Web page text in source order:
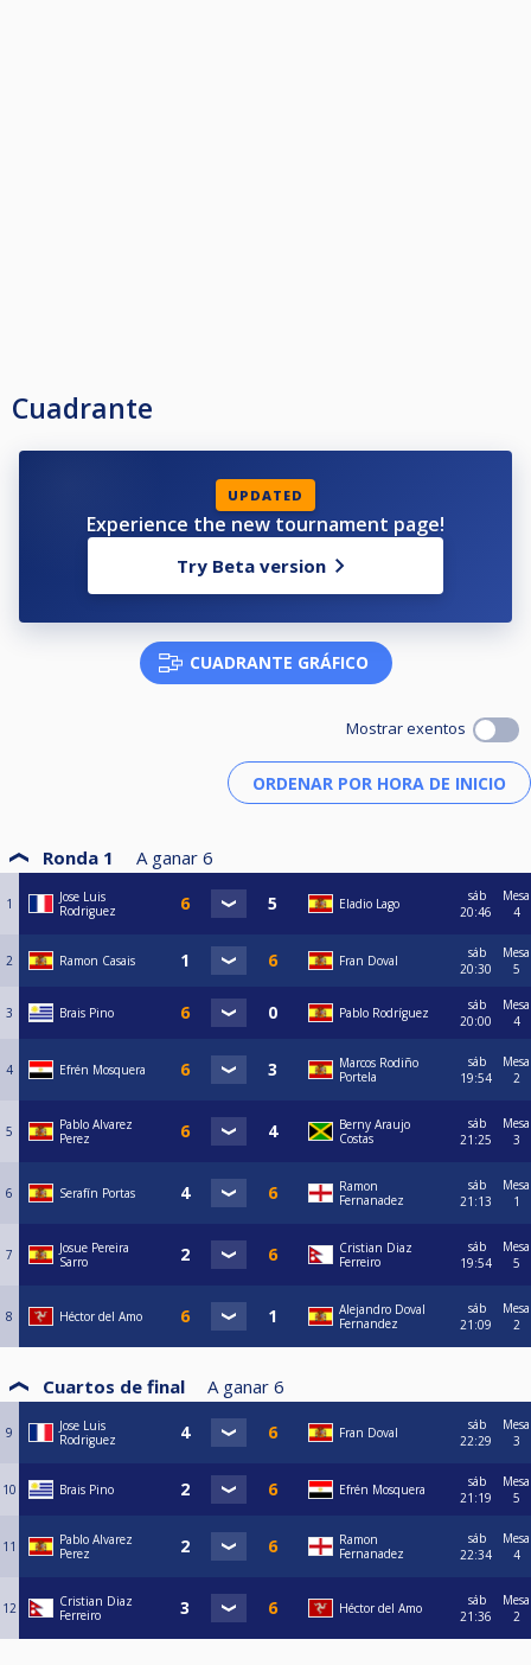
Cuadrante
UPDATED
Experience the new tournament page!
Try Beta version
CUADRANTE GRÁFICO
Mostrar exentos
Ronda 1 A ganar 6
1
Jose Luis
Rodriguez
Eladio Lago
sáb
20:46
Mesa
4
2 Ramon Casais Fran Doval
sáb
20:30
Mesa
5
3 Brais Pino Pablo Rodríguez
sáb
20:00
Mesa
4
4 Efrén Mosquera
Marcos Rodiño
Portela
sáb
19:54
Mesa
2
5
Pablo Alvarez
Perez
Berny Araujo
Costas
sáb
21:25
Mesa
3
6 Serafín Portas
Ramon
Fernanadez
sáb
21:13
Mesa
1
7
Josue Pereira
Sarro
Cristian Diaz
Ferreiro
sáb
19:54
Mesa
5
8 Héctor del Amo
Alejandro Doval
Fernandez
sáb
21:09
Mesa
2
Cuartos de final A ganar 6
9
Jose Luis
Rodriguez
Fran Doval
sáb
22:29
Mesa
3
10 Brais Pino Efrén Mosquera
sáb
21:19
Mesa
5
11
Pablo Alvarez
Perez
Ramon
Fernanadez
sáb
22:34
Mesa
4
12
Cristian Diaz
Ferreiro
Héctor del Amo
sáb
21:36
Mesa
2